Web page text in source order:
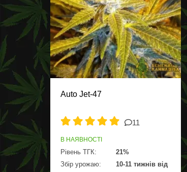
Auto Jet-47
11
В НАЯВНОСТІ
Рівень ТГК:
21%
Збір урожаю:
10-11 тижнів від